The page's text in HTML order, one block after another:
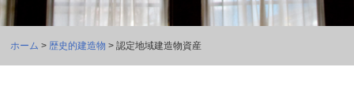
ホーム > 歴史的建造物 > 認定地域建造物資産